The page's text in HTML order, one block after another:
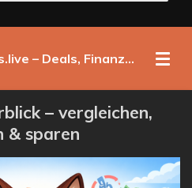
Sparfuchs.live – Deals, Finanzen & clevere Spartipps
– vergleichen,
& sparen